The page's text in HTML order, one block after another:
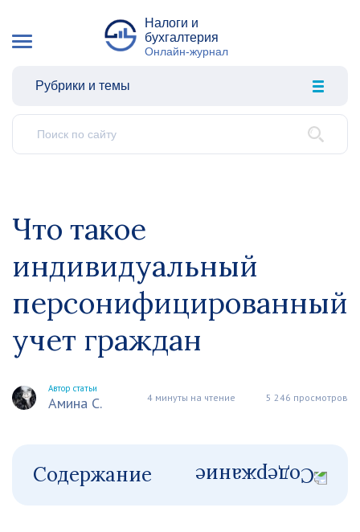
Налоги и
бухгалтерия
Онлайн-журнал
Рубрики и темы
Что такое
индивидуальный
персонифицированный
учет граждан
Автор статьи
Амина С. 4 минуты на чтение 5 246 просмотров
Содержание